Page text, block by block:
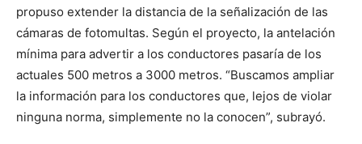
propuso extender la distancia de la señalización de las
cámaras de fotomultas. Según el proyecto, la antelación
mínima para advertir a los conductores pasaría de los
actuales 500 metros a 3000 metros. “Buscamos ampliar
la información para los conductores que, lejos de violar
ninguna norma, simplemente no la conocen”, subrayó.